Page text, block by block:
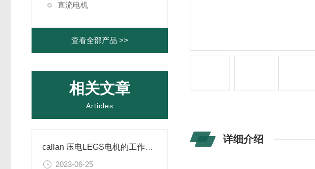
直流电机
查看全部产品 >>
相关文章
Articles
callan 压电LEGS电机的工作原理
2023-06-25
详细介绍